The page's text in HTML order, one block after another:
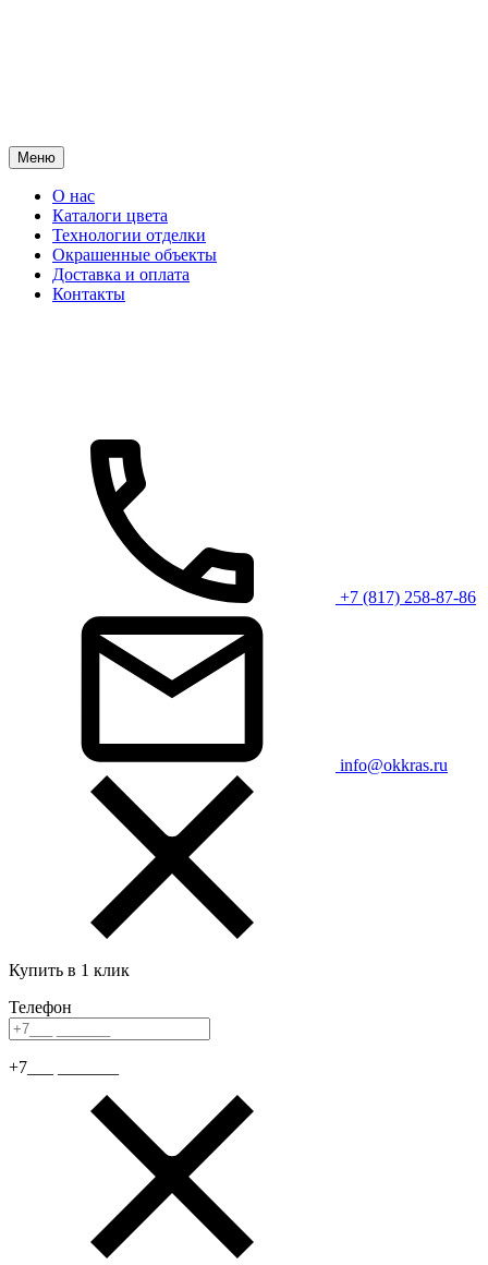
Меню
О нас
Каталоги цвета
Технологии отделки
Окрашенные объекты
Доставка и оплата
Контакты
+7 (817) 258-87-86
info@okkras.ru
Купить в 1 клик
Телефон
+7___ _______